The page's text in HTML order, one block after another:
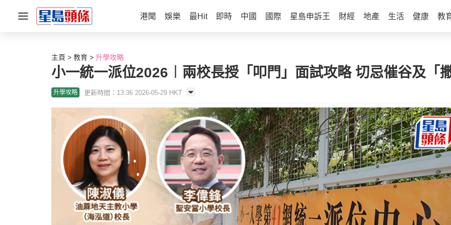
港聞 娛樂 最Hit 即時 中國 國際 星島申訴王 財經 地產 生活 健康 教
主頁 教育 升學攻略
小一統一派位2026︱兩校長授「叩門」面試攻略 切忌催谷及「
升學攻略 更新時間：13:36 2026-05-29 HKT